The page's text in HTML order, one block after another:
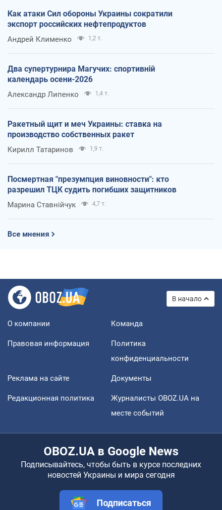
Как атаки Сил обороны Украины сократили
экспорт российских нефтепродуктов
Андрей Клименко 1,2 т.
Два супертурнира Магучих: спортивній
календарь осени-2026
Александр Липенко 1,4 т.
Ракетный щит и меч Украины: ставка на
производство собственных ракет
Кирилл Татаринов 1,9 т.
Посмертная "презумпция виновности": кто
разрешил ТЦК судить погибших защитников
Марина Ставнійчук 4,7 т.
Все мнения
В начало
О компании Команда
Правовая информация
Политика
конфиденциальности
Реклама на сайте Документы
Редакционная политика
Журналисты OBOZ.UA на
месте событий
OBOZ.UA в Google News
Подписывайтесь, чтобы быть в курсе последних
новостей Украины и мира сегодня
Подписаться